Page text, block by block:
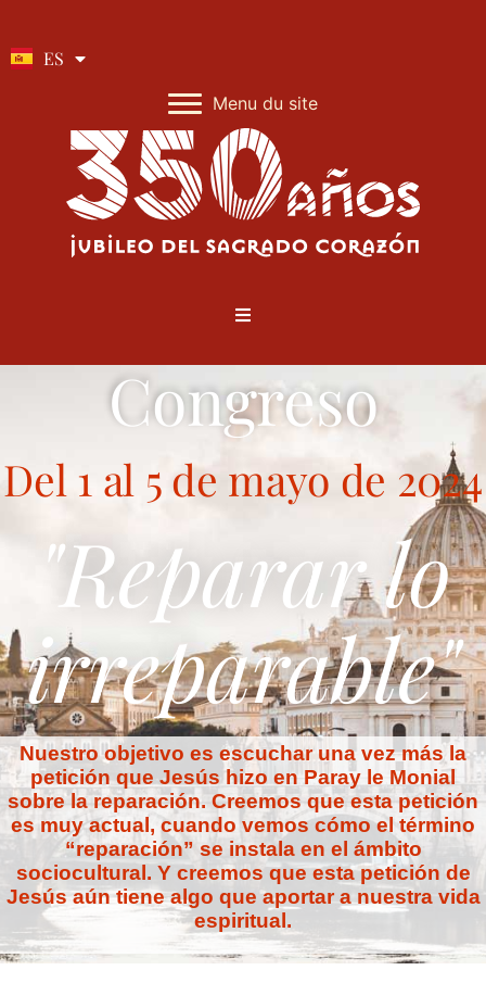
ES
IT
Menu du site
Congreso
Del 1 al 5 de mayo de 2024
"Reparar lo
irreparable"
Nuestro objetivo es escuchar una vez más la
petición que Jesús hizo en Paray le Monial
sobre la reparación. Creemos que esta petición
es muy actual, cuando vemos cómo el término
“reparación” se instala en el ámbito
sociocultural. Y creemos que esta petición de
Jesús aún tiene algo que aportar a nuestra vida
espiritual.